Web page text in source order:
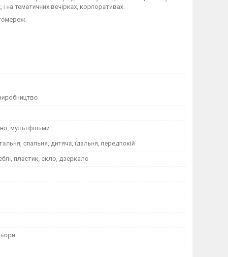
на тематичних вечірках, корпоративах.
мультфільми
спальня, дитяча, їдальня, передпокій
пластик, скло, дзеркало